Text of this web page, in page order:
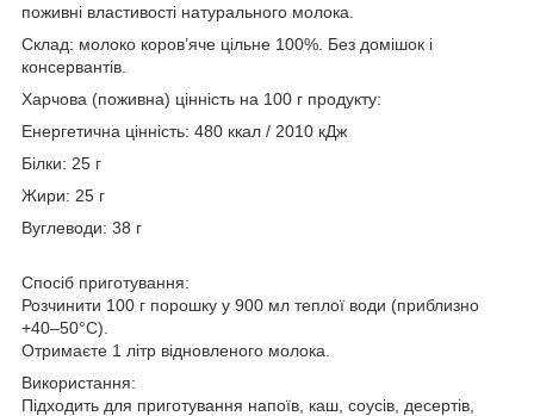
поживні властивості натурального молока.
Склад: молоко коров’яче цільне 100%. Без домішок і
консервантів.
Харчова (поживна) цінність на 100 г продукту:
Енергетична цінність: 480 ккал / 2010 кДж
Білки: 25 г
Жири: 25 г
Вуглеводи: 38 г
Спосіб приготування:
Розчинити 100 г порошку у 900 мл теплої води (приблизно
+40–50°C).
Отримаєте 1 літр відновленого молока.
Використання:
Підходить для приготування напоїв, каш, соусів, десертів,